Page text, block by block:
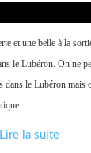
et une belle à la
le Lubéron. On ne
dans le Lubéron mais
Lire la suite